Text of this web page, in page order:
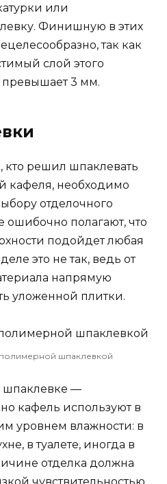
или
Финишную в этих
так как
слой этого
превышает 3 мм.
решил шпаклевать
кафеля, необходимо
отделочного
ошибочно полагают, что
подойдет любая
это не так, ведь от
напрямую
уложенной плитки.
шпаклевкой
шпаклевке —
кафель используют в
уровнем влажности: в
в туалете, иногда в
отделка должна
чувствительностью